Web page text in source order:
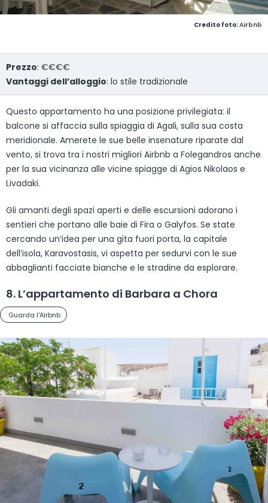
Credito foto:Airbnb
Prezzo: €€€€
Vantaggi dell’alloggio: lo stile tradizionale
Questo appartamento ha una posizione privilegiata: il
balcone si affaccia sulla spiaggia di Agali, sulla sua costa
meridionale. Amerete le sue belle insenature riparate dal
vento, si trova tra i nostri migliori Airbnb a Folegandros anche
per la sua vicinanza alle vicine spiagge di Agios Nikolaos e
Livadaki.
Gli amanti degli spazi aperti e delle escursioni adorano i
sentieri che portano alle baie di Fira o Galyfos. Se state
cercando un’idea per una gita fuori porta, la capitale
dell’isola, Karavostasis, vi aspetta per sedurvi con le sue
abbaglianti facciate bianche e le stradine da esplorare.
8. L’appartamento di Barbara a Chora
Guarda l'Airbnb